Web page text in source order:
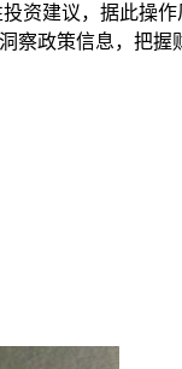
资建议，据此操作
察政策信息，把握